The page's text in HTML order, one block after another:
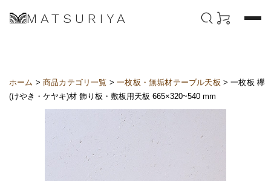
MATSURIYA
ホーム >商品カテゴリ一覧 >一枚板・無垢材テーブル天板 > 一枚板 欅
(けやき・ケヤキ)材 飾り板・敷板用天板 665×320~540 mm